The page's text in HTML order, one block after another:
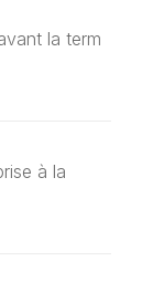
la term
à la